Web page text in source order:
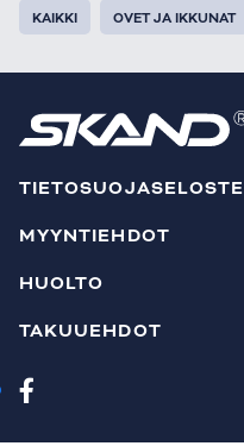
KAIKKI OVET JA IKKUNAT
TIETOSUOJASELOSTE
MYYNTIEHDOT
HUOLTO
TAKUUEHDOT